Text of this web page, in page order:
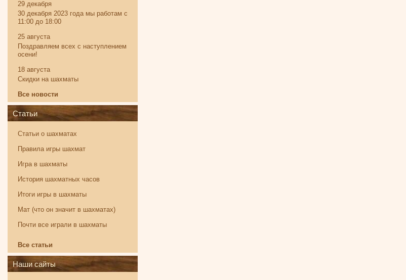
29 декабря
30 декабря 2023 года мы работам с
11:00 до 18:00
25 августа
Поздравляем всех с наступлением
осени!
18 августа
Скидки на шахматы
Все новости
Статьи
Статьи о шахматах
Правила игры шахмат
Игра в шахматы
История шахматных часов
Итоги игры в шахматы
Мат (что он значит в шахматах)
Почти все играли в шахматы
Все статьи
Наши сайты